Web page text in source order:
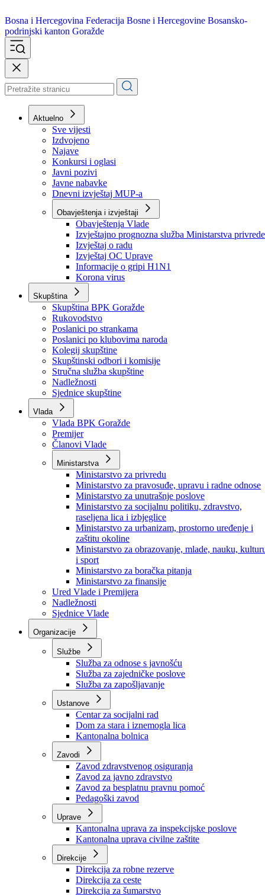
Bosna i Hercegovina
podrinjski kanton Goražde
Aktuelno
Sve vijesti
Izdvojeno
Najave
Konkursi i oglasi
Javni pozivi
Javne nabavke
Dnevni izvještaj MUP-a
Obavještenja i izvještaji
Obavještenja Vlade
Izvještajno prognozna služba Ministarstva privrede
Izvještaj o radu
Izvještaj OC Uprave
Informacije o gripi H1N1
Korona virus
Skupština
Skupština BPK Goražde
Rukovodstvo
Poslanici po strankama
Poslanici po klubovima naroda
Kolegij skupštine
Skupštinski odbori i komisije
Stručna služba skupštine
Nadležnosti
Sjednice skupštine
Vlada
Vlada BPK Goražde
Premijer
Članovi Vlade
Ministarstva
Ministarstvo za privredu
Ministarstvo za pravosuđe, upravu i radne odnose
Ministarstvo za unutrašnje poslove
Ministarstvo za socijalnu politiku, zdravstvo,
raseljena lica i izbjeglice
Ministarstvo za urbanizam, prostorno uređenje i
zaštitu okoline
Ministarstvo za obrazovanje, mlade, nauku,
i sport
Ministarstvo za boračka pitanja
Ministarstvo za finansije
Ured Vlade i Premijera
Nadležnosti
Sjednice Vlade
Organizacije
Službe
Služba za odnose s javnošću
Služba za zajedničke poslove
Služba za zapošljavanje
Ustanove
Centar za socijalni rad
Dom za stara i iznemogla lica
Kantonalna bolnica
Zavodi
Zavod zdravstvenog osiguranja
Zavod za javno zdravstvo
Zavod za besplatnu pravnu pomoć
Pedagoški zavod
Kantonalna uprava za inspekcijske poslove
Kantonalna uprava civilne zaštite
Direkcije